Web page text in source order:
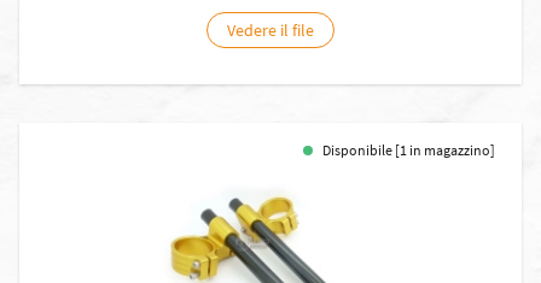
Vedere il file
Disponibile [1 in magazzino]